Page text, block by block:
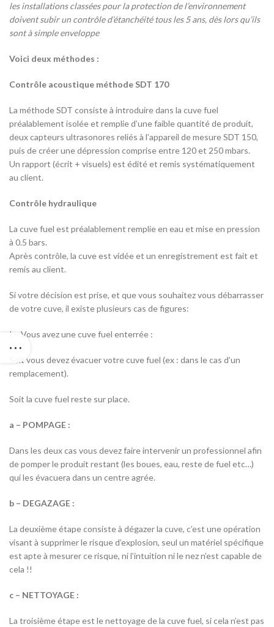
les installations classées pour la protection de l’environnement
doivent subir un contrôle d’étanchéité tous les 5 ans, dès lors qu’ils
sont à simple enveloppe
Voici deux méthodes :
Contrôle acoustique méthode SDT 170
La méthode SDT consiste à introduire dans la cuve fuel
préalablement isolée et remplie d’une faible quantité de produit,
deux capteurs ultrasonores reliés à l’appareil de mesure SDT 150,
puis de créer une dépression comprise entre 120 et 250 mbars.
Un rapport (écrit + visuels) est édité et remis systématiquement
au client.
Contrôle hydraulique
La cuve fuel est préalablement remplie en eau et mise en pression
à 0.5 bars.
Après contrôle, la cuve est vidée et un enregistrement est fait et
remis au client.
Si votre décision est prise, et que vous souhaitez vous débarrasser
de votre cuve, il existe plusieurs cas de figures:
I – Vous avez une cuve fuel enterrée :
Soit vous devez évacuer votre cuve fuel (ex : dans le cas d’un
remplacement).
Soit la cuve fuel reste sur place.
a – POMPAGE :
Dans les deux cas vous devez faire intervenir un professionnel afin
de pomper le produit restant (les boues, eau, reste de fuel etc…)
qui les évacuera dans un centre agrée.
b – DEGAZAGE :
La deuxième étape consiste à dégazer la cuve, c’est une opération
visant à supprimer le risque d’explosion, seul un matériel spécifique
est apte à mesurer ce risque, ni l’intuition ni le nez n’est capable de
cela !!
c – NETTOYAGE :
La troisième étape est le nettoyage de la cuve fuel, si cela n’est pas